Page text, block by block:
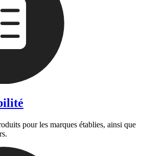
pour les marques établies, ainsi que